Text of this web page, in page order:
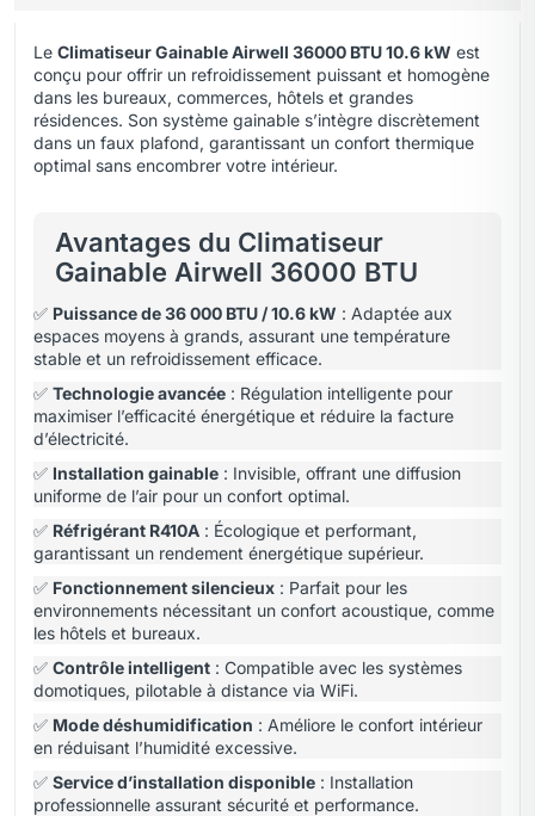
Le Climatiseur Gainable Airwell 36000 BTU 10.6 kW est
conçu pour offrir un refroidissement puissant et homogène
dans les bureaux, commerces, hôtels et grandes
résidences. Son système gainable s’intègre discrètement
dans un faux plafond, garantissant un confort thermique
optimal sans encombrer votre intérieur.
Avantages du Climatiseur
Gainable Airwell 36000 BTU
✅ Puissance de 36 000 BTU / 10.6 kW : Adaptée aux
espaces moyens à grands, assurant une température
stable et un refroidissement efficace.
✅ Technologie avancée : Régulation intelligente pour
maximiser l’efficacité énergétique et réduire la facture
d’électricité.
✅ Installation gainable : Invisible, offrant une diffusion
uniforme de l’air pour un confort optimal.
✅ Réfrigérant R410A : Écologique et performant,
garantissant un rendement énergétique supérieur.
✅ Fonctionnement silencieux : Parfait pour les
environnements nécessitant un confort acoustique, comme
les hôtels et bureaux.
✅ Contrôle intelligent : Compatible avec les systèmes
domotiques, pilotable à distance via WiFi.
✅ Mode déshumidification : Améliore le confort intérieur
en réduisant l’humidité excessive.
✅ Service d’installation disponible : Installation
professionnelle assurant sécurité et performance.